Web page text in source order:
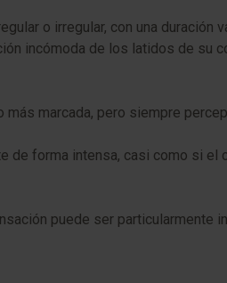
o irregular, con una duración
incómoda de los latidos de su
marcada, pero siempre
de forma intensa, casi como si el
puede ser particularmente